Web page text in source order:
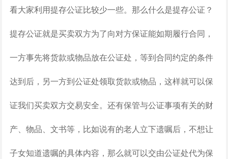
看大家利用提存公证比较少一些。那么什么是提存公证？
提存公证就是买卖双方为了向对方保证能如期履行合同，
一方事先将货款或物品放在公证处，等到合同约定的条件
达到后，另一方到公证处领取货款或物品，这样就可以保
证我们买卖双方交易安全。还有保管与公证事项有关的财
产、物品、文书等，比如说有的老人立下遗嘱后，不想让
子女知道遗嘱的具体内容，那么就可以交由公证处代为保